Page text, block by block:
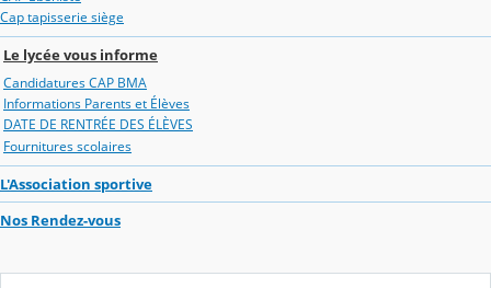
Cap tapisserie siège
Le lycée vous informe
Candidatures CAP BMA
Informations Parents et Élèves
DATE DE RENTRÉE DES ÉLÈVES
Fournitures scolaires
L'Association sportive
Nos Rendez-vous